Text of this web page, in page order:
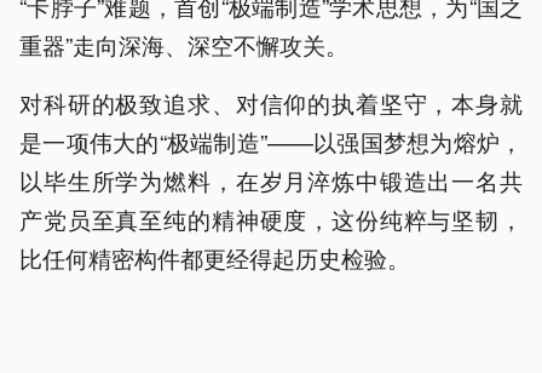
重器”走向深海、深空不懈攻关。
对科研的极致追求、对信仰的执着坚守，本身就
是一项伟大的“极端制造”——以强国梦想为熔炉，
以毕生所学为燃料，在岁月淬炼中锻造出一名共
产党员至真至纯的精神硬度，这份纯粹与坚韧，
比任何精密构件都更经得起历史检验。